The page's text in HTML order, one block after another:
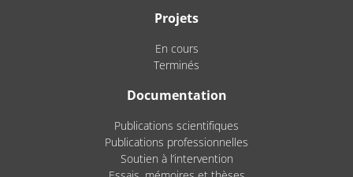
Projets
En cours
Terminés
Documentation
Publications scientifiques
Publications professionnelles
Soutien à l’intervention